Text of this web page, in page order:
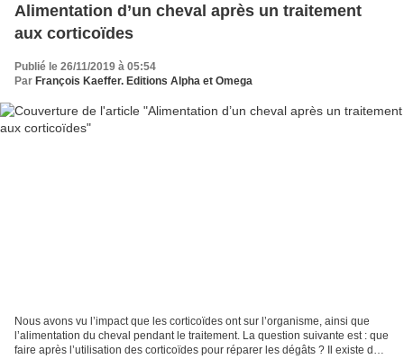
Alimentation d’un cheval après un traitement
aux corticoïdes
Publié le 26/11/2019 à 05:54
Par François Kaeffer. Editions Alpha et Omega
Nous avons vu l’impact que les corticoïdes ont sur l’organisme, ainsi que
l’alimentation du cheval pendant le traitement. La question suivante est : que
faire après l’utilisation des corticoïdes pour réparer les dégâts ? Il existe des